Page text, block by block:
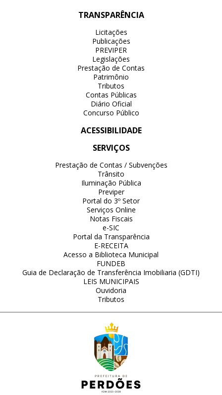
TRANSPARÊNCIA
Licitações
Publicações
PREVIPER
Legislações
Prestação de Contas
Patrimônio
Tributos
Contas Públicas
Diário Oficial
Concurso Público
ACESSIBILIDADE
SERVIÇOS
Prestação de Contas / Subvenções
Trânsito
Iluminação Pública
Previper
Portal do 3º Setor
Serviços Online
Notas Fiscais
e-SIC
Portal da Transparência
E-RECEITA
Acesso a Biblioteca Municipal
FUNDEB
Guia de Declaração de Transferência Imobiliaria (GDTI)
LEIS MUNICIPAIS
Ouvidoria
Tributos